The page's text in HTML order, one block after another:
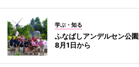
学ぶ・知る
ふなばしアンデルセン公
8月1日から